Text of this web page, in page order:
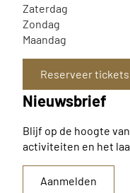
Zaterdag
Zondag
Maandag
Reserveer tickets
Nieuwsbrief
Blijf op de hoogte
activiteiten en het
Aanmelden